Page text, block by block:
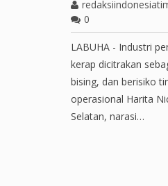
0
LABUHA - Industri
kerap dicitrakan
bising, dan berisiko
operasional Harita
Selatan, narasi…